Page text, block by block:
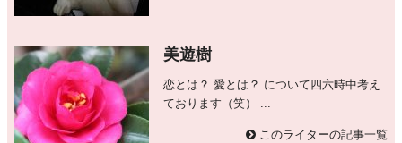
美遊樹
恋とは？ 愛とは？ について四六時中考え
ております（笑） ...
このライターの記事一覧